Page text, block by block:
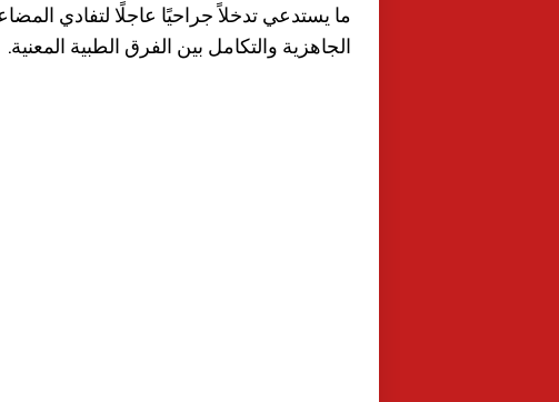
ما يستدعي تدخلاً جراحيًا عاجلًا لتفادي
الجاهزية والتكامل بين الفرق الطبية المعنية.